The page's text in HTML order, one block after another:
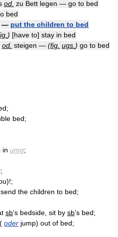
od. zu Bett legen — go to bed
bed
— put the children to bed
) [have to] stay in bed
od. steigen — (fig. ugs. ) go to bed
bed;
in umg;
send the children to bed;
sb’s bedside, sit by sb’s bed;
oder jump) out of bed;